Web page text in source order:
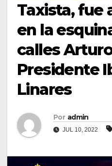
Taxista, fue
en la
calles
Presidente
Linares
Por admin
JUL 10, 2022